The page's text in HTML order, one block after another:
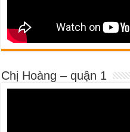
Chị Hoàng – quận 1